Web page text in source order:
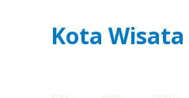
Kota